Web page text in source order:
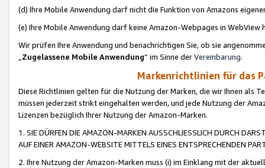
(d) Ihre Mobile Anwendung darf nicht die Funktion von Amazons
(e) Ihre Mobile Anwendung darf keine Amazon-Webpages in WebView
Wir prüfen Ihre Anwendung und benachrichtigen Sie, ob sie
„Zugelassene Mobile Anwendung“ im Sinne derVereinbarung.
Markenrichtlinien für das
Diese Richtlinien gelten für die Nutzung der Marken, die wir Ihnen als
müssen jederzeit strikt eingehalten werden, und jede Nutzung der
Lizenzen bezüglich Ihrer Nutzung der Amazon-Marken.
1. SIE DÜRFEN DIE AMAZON-MARKEN AUSSCHLIESSLICH DURCH
AUF EINER AMAZON-WEBSITE MITTELS EINES ENTSPRECHENDEN
2. Ihre Nutzung der Amazon-Marken muss (i) im Einklang mit der